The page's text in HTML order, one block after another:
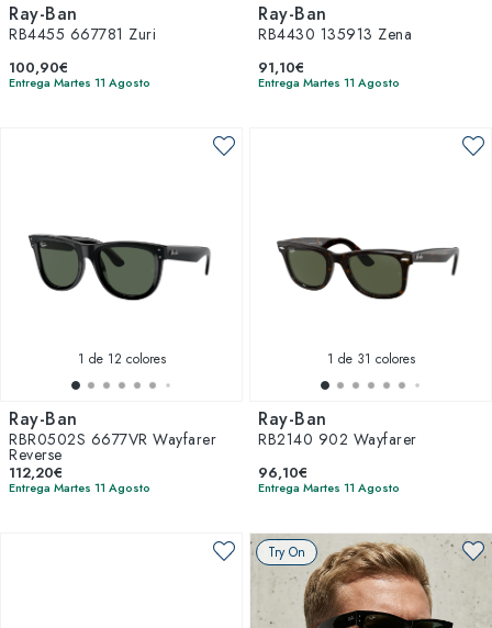
Ray-Ban
RB4455 667781 Zuri
100,90€
Entrega Martes 11 Agosto
Ray-Ban
RB4430 135913 Zena
91,10€
Entrega Martes 11 Agosto
1 de 12 colores
Ray-Ban
RBR0502S 6677VR Wayfarer
Reverse
112,20€
Entrega Martes 11 Agosto
1 de 31 colores
Ray-Ban
RB2140 902 Wayfarer
96,10€
Entrega Martes 11 Agosto
Try On